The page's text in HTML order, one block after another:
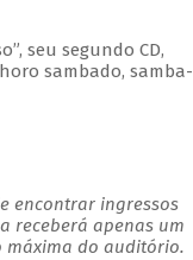
seu segundo CD,
sambado, samba-
encontrar ingressos
receberá apenas um
máxima do auditório.